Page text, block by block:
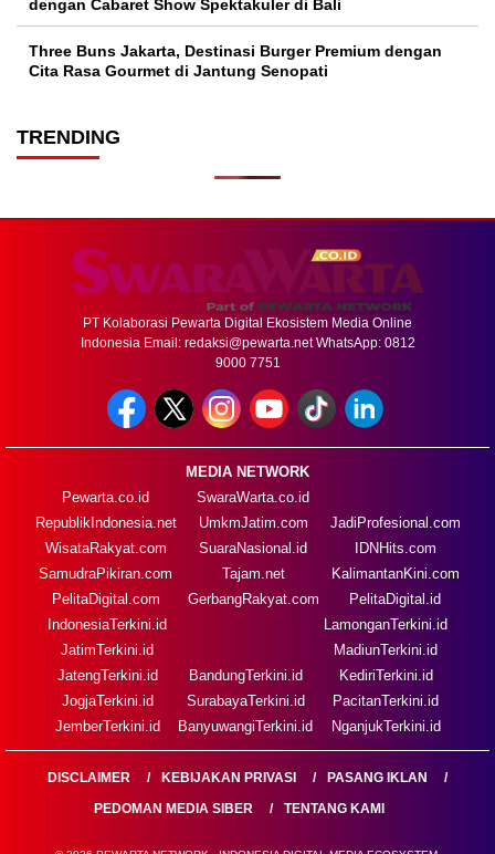
dengan Cabaret Show Spektakuler di Bali
Three Buns Jakarta, Destinasi Burger Premium dengan
Cita Rasa Gourmet di Jantung Senopati
TRENDING
PT Kolaborasi Pewarta Digital Ekosistem Media Online
Indonesia Email: redaksi@pewarta.netWhatsApp: 0812
9000 7751
MEDIA NETWORK
Pewarta.co.id
RepublikIndonesia.net
WisataRakyat.com
SamudraPikiran.com
PelitaDigital.com
SwaraWarta.co.id
UmkmJatim.com
SuaraNasional.id
Tajam.net
GerbangRakyat.com
JadiProfesional.com
IDNHits.com
KalimantanKini.com
PelitaDigital.id
IndonesiaTerkini.id
JatimTerkini.id
JatengTerkini.id
JogjaTerkini.id
JemberTerkini.id
BandungTerkini.id
SurabayaTerkini.id
BanyuwangiTerkini.id
LamonganTerkini.id
MadiunTerkini.id
KediriTerkini.id
PacitanTerkini.id
NganjukTerkini.id
DISCLAIMER KEBIJAKAN PRIVASI
PASANG IKLAN
PEDOMAN MEDIA SIBER
TENTANG KAMI